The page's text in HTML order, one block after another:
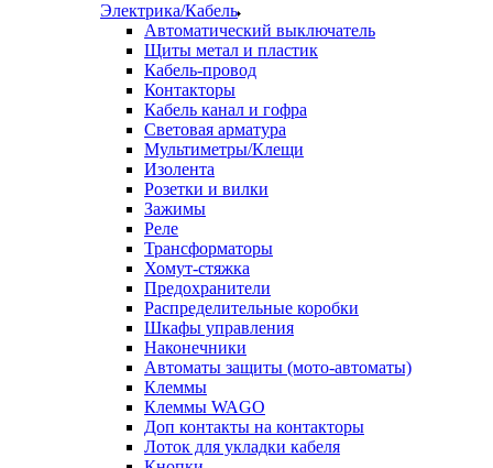
Электрика/Кабель
Автоматический выключатель
Щиты метал и пластик
Кабель-провод
Контакторы
Кабель канал и гофра
Световая арматура
Мультиметры/Клещи
Изолента
Розетки и вилки
Зажимы
Реле
Трансформаторы
Хомут-стяжка
Предохранители
Распределительные коробки
Шкафы управления
Наконечники
Автоматы защиты (мото-автоматы)
Клеммы
Клеммы WAGO
Доп контакты на контакторы
Лоток для укладки кабеля